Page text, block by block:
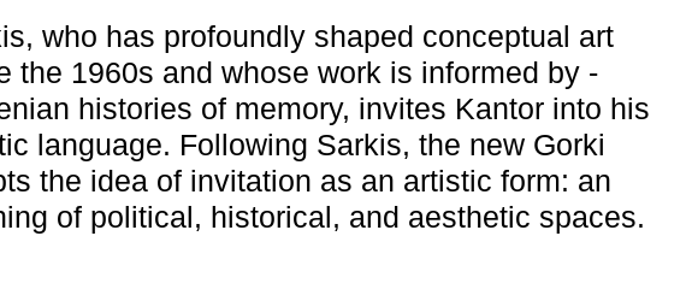
who has profoundly shaped conceptual art
the 1960s and whose work is informed by
histories of memory, invites Kantor into his
language. Following Sarkis, the new Gorki
the idea of invitation as an artistic form: an
of political, historical, and aesthetic spaces.